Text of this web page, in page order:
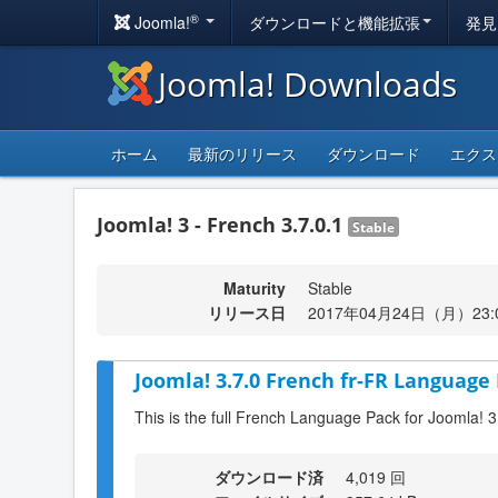
Joomla!® ダウンロードと機能拡張 発
Joomla! Downloads
ホーム 最新のリリース ダウンロード エク
Joomla! 3 - French 3.7.0.1 Stable
Maturity
Stable
リリース日
2017年04月24日（月）
Joomla! 3.7.0 French fr-FR Language
This is the full French Language Pack for Joomla!
ダウンロード済
4,019 回